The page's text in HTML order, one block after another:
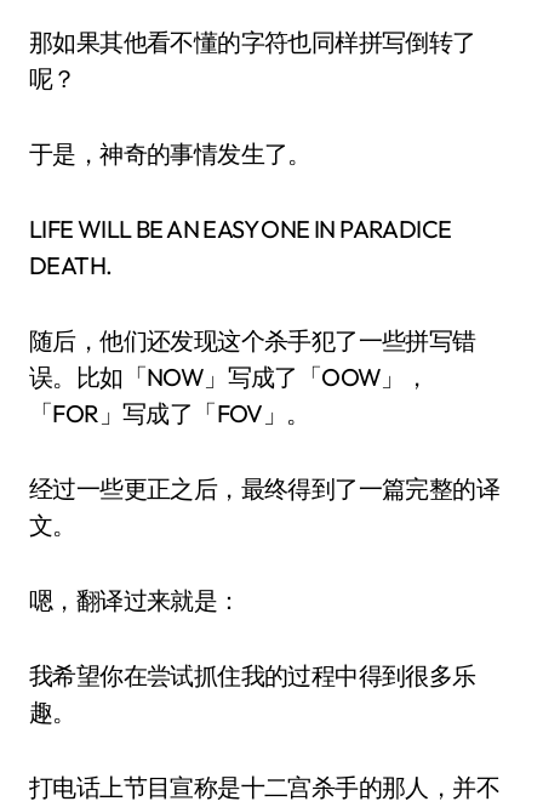
那如果其他看不懂的字符也同样拼写倒转了
呢？
于是，神奇的事情发生了。
LIFE WILL BE AN EASY ONE IN PARADICE
DEATH.
随后，他们还发现这个杀手犯了一些拼写错
误。比如「NOW」写成了「OOW」，
「FOR」写成了「FOV」。
经过一些更正之后，最终得到了一篇完整的译
文。
嗯，翻译过来就是：
我希望你在尝试抓住我的过程中得到很多乐
趣。
打电话上节目宣称是十二宫杀手的那人，并不